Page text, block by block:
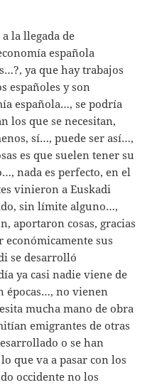
la llegada de
española
ya que hay trabajos
españoles y son
española…, se podría
los que se necesitan,
sí…, puede ser así…,
es que suelen tener su
nada es perfecto, en el
vinieron a Euskadi
sin límite alguno…,
aportaron cosas, gracias
sus
se desarrolló
ya casi nadie viene de
épocas…, no vienen
mucha mano de obra
emigrantes de otras
o se han
que va a pasar con los
occidente no los